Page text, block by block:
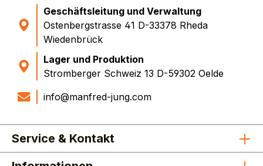
Geschäftsleitung und Verwaltung
Ostenbergstrasse 41 D-33378 Rheda
Wiedenbrück
Lager und Produktion
Stromberger Schweiz 13 D-59302 Oelde
info@manfred-jung.com
Service & Kontakt